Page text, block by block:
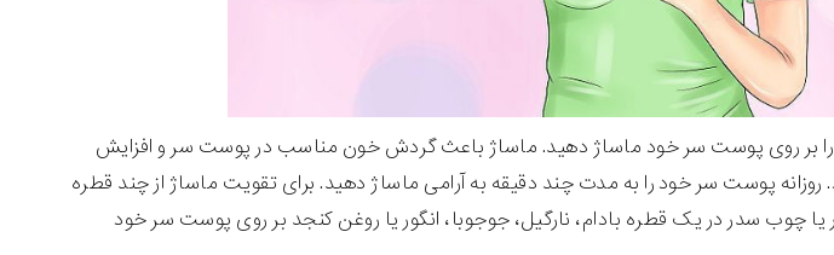
بر روی پوست سر خود ماساژ دهید. ماساژ باعث گردش خون مناسب در پوست سر و افزایش
پوست سر خود را به مدت چند دقیقه به آرامی ماساژ دهید. برای تقویت ماساژ از چند قطره
چوب سدر در یک قطره بادام، نارگیل، جوجوبا، انگور یا روغن کنجد بر روی پوست سر خود